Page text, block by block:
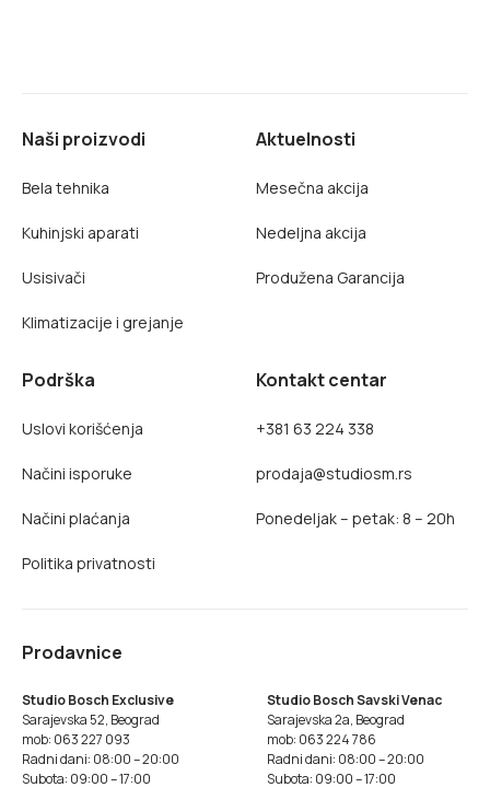
Naši proizvodi
Bela tehnika
Kuhinjski aparati
Usisivači
Klimatizacije i grejanje
Aktuelnosti
Mesečna akcija
Nedeljna akcija
Produžena Garancija
Podrška
Uslovi korišćenja
Načini isporuke
Načini plaćanja
Politika privatnosti
Kontakt centar
+381 63 224 338
prodaja@studiosm.rs
Ponedeljak – petak: 8 – 20h
Prodavnice
Studio Bosch Exclusive
Sarajevska 52, Beograd
mob: 063 227 093
Radni dani: 08:00 – 20:00
Subota: 09:00 – 17:00
Studio Bosch Savski Venac
Sarajevska 2a, Beograd
mob: 063 224 786
Radni dani: 08:00 – 20:00
Subota: 09:00 – 17:00